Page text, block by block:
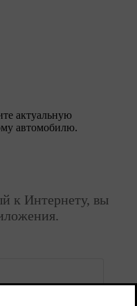
актуальную
автомобилю.
к Интернету, вы